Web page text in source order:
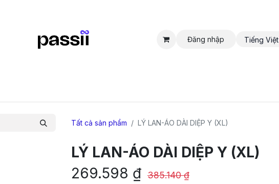
Đăng nhập Tiếng Việt
Tất cả sản phẩm LÝ LAN-ÁO DÀI DIỆP Y (XL)
LÝ LAN-ÁO DÀI DIỆP Y (XL)
269.598 ₫ 385.140₫